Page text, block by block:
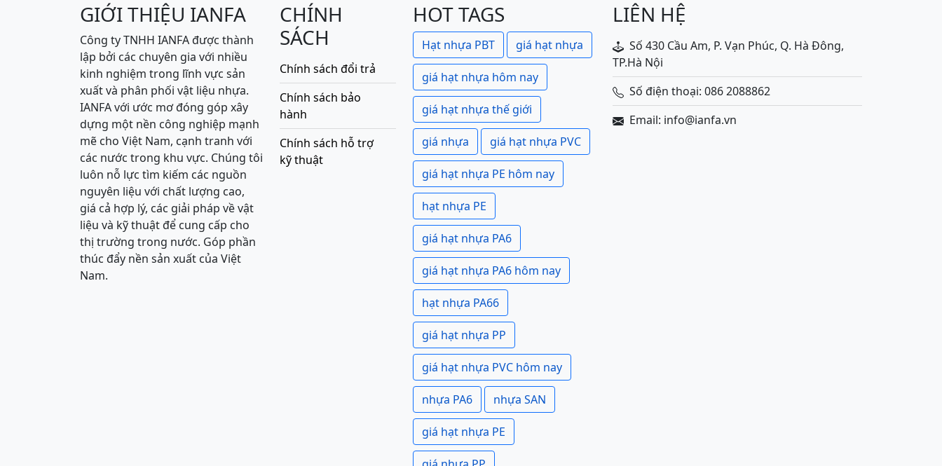
GIỚI THIỆU IANFA
Công ty TNHH IANFA được thành
lập bởi các chuyên gia với nhiều
kinh nghiệm trong lĩnh vực sản
xuất và phân phối vật liệu nhựa.
IANFA với ước mơ đóng góp xây
dựng một nền công nghiệp mạnh
mẽ cho Việt Nam, cạnh tranh với
các nước trong khu vực. Chúng tôi
luôn nỗ lực tìm kiếm các nguồn
nguyên liệu với chất lượng cao,
giá cả hợp lý, các giải pháp về vật
liệu và kỹ thuật để cung cấp cho
thị trường trong nước. Góp phần
thúc đẩy nền sản xuất của Việt
Nam.
CHÍNH
SÁCH
Chính sách đổi trả
Chính sách bảo
hành
Chính sách hỗ trợ
kỹ thuật
HOT TAGS
Hạt nhựa PBT giá hạt nhựa
giá hạt nhựa hôm nay
giá hạt nhựa thế giới
giá nhựa giá hạt nhựa PVC
giá hạt nhựa PE hôm nay
hạt nhựa PE
giá hạt nhựa PA6
giá hạt nhựa PA6 hôm nay
hạt nhựa PA66
giá hạt nhựa PP
giá hạt nhựa PVC hôm nay
nhựa PA6 nhựa SAN
giá hạt nhựa PE
LIÊN HỆ
Số 430 Cầu Am, P. Vạn Phúc, Q. Hà Đông,
TP.Hà Nội
Số điện thoại: 086 2088862
Email: info@ianfa.vn